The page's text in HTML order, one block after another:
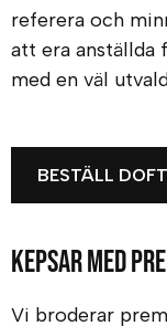
referera och
att era
med en väl
BESTÄLL
Kepsar med
Vi broderar